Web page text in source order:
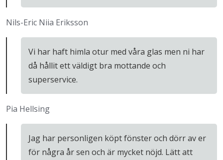
Nils-Eric Niia Eriksson
Vi har haft himla otur med våra glas men ni har
då hållit ett väldigt bra mottande och
superservice.
Pia Hellsing
Jag har personligen köpt fönster och dörr av er
för några år sen och är mycket nöjd. Lätt att